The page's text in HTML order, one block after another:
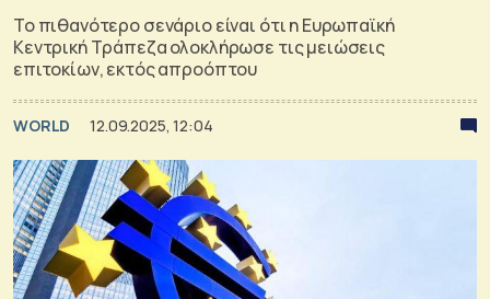
Το πιθανότερο σενάριο είναι ότι η Ευρωπαϊκή
Κεντρική Τράπεζα ολοκλήρωσε τις μειώσεις
επιτοκίων, εκτός απροόπτου
WORLD 12.09.2025, 12:04